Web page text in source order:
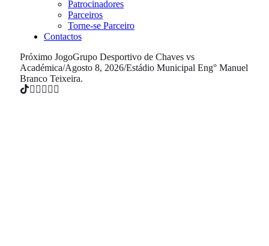
Patrocinadores
Parceiros
Torne-se Parceiro
Contactos
Próximo JogoGrupo Desportivo de Chaves vs
Académica/Agosto 8, 2026/Estádio Municipal Eng° Manuel
Branco Teixeira.